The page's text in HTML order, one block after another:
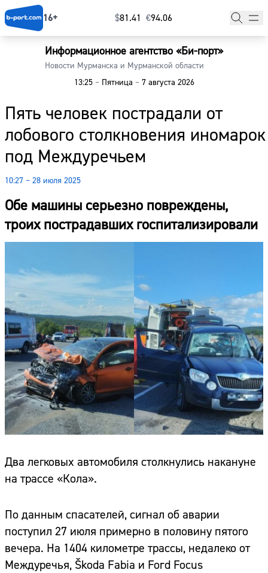
16+ $⁠81.41 €⁠94.06
Информационное агентство «Би-порт»
Новости Мурманска и Мурманской области
13:25 –Пятница –7 августа 2026
Пять человек пострадали от
лобового столкновения иномарок
под Междуречьем
10:27 – 28 июля 2025
Обе машины серьезно повреждены,
троих пострадавших госпитализировали
Два легковых автомобиля столкнулись накануне
на трассе «Кола».
По данным спасателей, сигнал об аварии
поступил 27 июля примерно в половину пятого
вечера. На 1404 километре трассы, недалеко от
Междуречья, Škoda Fabia и Ford Focus
Главная
Наши гости
Фоторепортажи
Погода
Курсы валют